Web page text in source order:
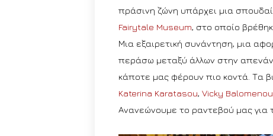
πράσινη ζώνη υπάρχει μια
Fairytale Museum, στο οποίο
Μια εξαιρετική συνάντηση, μια
περάσω μεταξύ άλλων στην
κάποτε μας φέρουν πιο κοντά. Τα
Katerina Karatasou, Vicky Balomenou
Ανανεώνουμε το ραντεβού μας για